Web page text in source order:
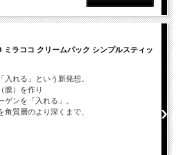
ミラココ クリームパック シンプルスティッ
入れる」という新発想。
膜）を作り
ゲンを「入れる」。
角質層のより深くまで、